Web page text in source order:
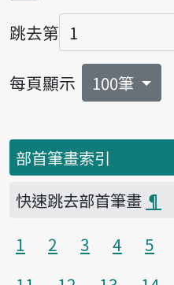
跳去第
頁碼
每頁顯示 100筆
部首筆畫索引
快速跳去部首筆畫 ¶
1
2 3 4 5